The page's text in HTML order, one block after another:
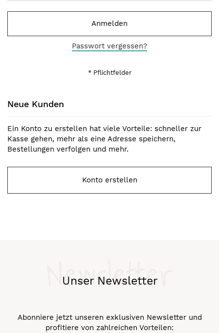
Anmelden
Passwort vergessen?
Neue Kunden
Ein Konto zu erstellen hat viele Vorteile: schneller zur
Kasse gehen, mehr als eine Adresse speichern,
Bestellungen verfolgen und mehr.
Konto erstellen
Unser Newsletter
Newsletter
Abonniere jetzt unseren exklusiven Newsletter und
profitiere von zahlreichen Vorteilen: